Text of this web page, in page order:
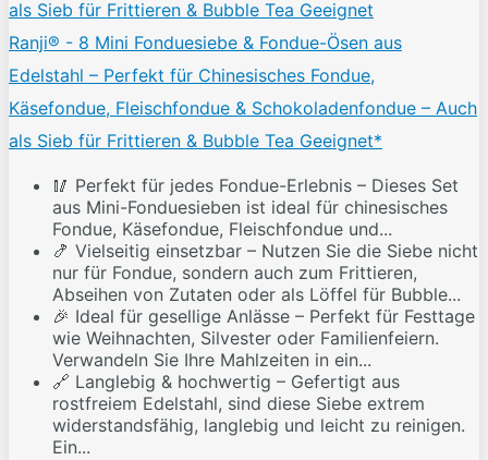
Ranji® - 8 Mini Fonduesiebe & Fondue-Ösen aus
Edelstahl – Perfekt für Chinesisches Fondue,
Käsefondue, Fleischfondue & Schokoladenfondue – Auch
als Sieb für Frittieren & Bubble Tea Geeignet*
🥢 Perfekt für jedes Fondue-Erlebnis – Dieses Set
aus Mini-Fonduesieben ist ideal für chinesisches
Fondue, Käsefondue, Fleischfondue und...
🍤 Vielseitig einsetzbar – Nutzen Sie die Siebe nicht
nur für Fondue, sondern auch zum Frittieren,
Abseihen von Zutaten oder als Löffel für Bubble...
🎉 Ideal für gesellige Anlässe – Perfekt für Festtage
wie Weihnachten, Silvester oder Familienfeiern.
Verwandeln Sie Ihre Mahlzeiten in ein...
🔗 Langlebig & hochwertig – Gefertigt aus
rostfreiem Edelstahl, sind diese Siebe extrem
widerstandsfähig, langlebig und leicht zu reinigen.
Ein...